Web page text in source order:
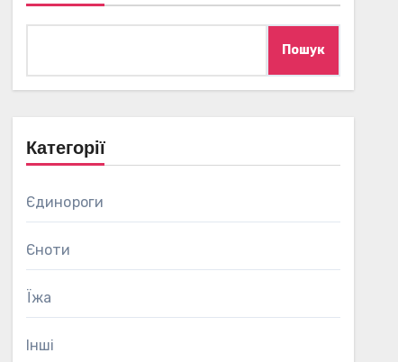
Пошук
Категорії
Єдинороги
Єноти
Їжа
Інші